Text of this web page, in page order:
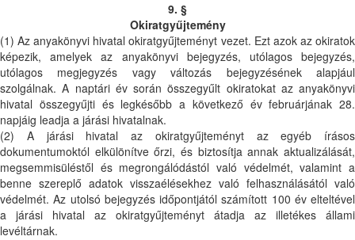
9. §
Okiratgyűjtemény
(1) Az anyakönyvi hivatal okiratgyűjteményt vezet. Ezt azok az okiratok
képezik, amelyek az anyakönyvi bejegyzés, utólagos bejegyzés,
utólagos megjegyzés vagy változás bejegyzésének alapjául
szolgálnak. A naptári év során összegyűlt okiratokat az anyakönyvi
hivatal összegyűjti és legkésőbb a következő év februárjának 28.
napjáig leadja a járási hivatalnak.
(2) A járási hivatal az okiratgyűjteményt az egyéb írásos
dokumentumoktól elkülönítve őrzi, és biztosítja annak aktualizálását,
megsemmisüléstől és megrongálódástól való védelmét, valamint a
benne szereplő adatok visszaélésekhez való felhasználásától való
védelmét. Az utolsó bejegyzés időpontjától számított 100 év elteltével
a járási hivatal az okiratgyűjteményt átadja az illetékes állami
levéltárnak.